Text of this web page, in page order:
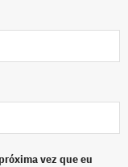
vez que eu